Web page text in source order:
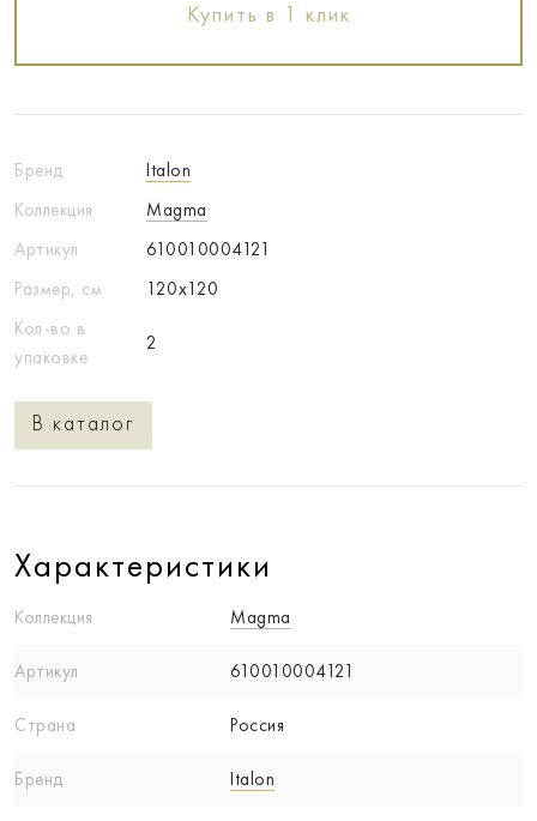
Бренд
Italon
Коллекция
Magma
Артикул
610010004121
Размер, см
120x120
Кол-во в
упаковке
2
В каталог
Купить в 1 клик
Характеристики
Коллекция Magma
Артикул 610010004121
Страна Россия
Бренд Italon